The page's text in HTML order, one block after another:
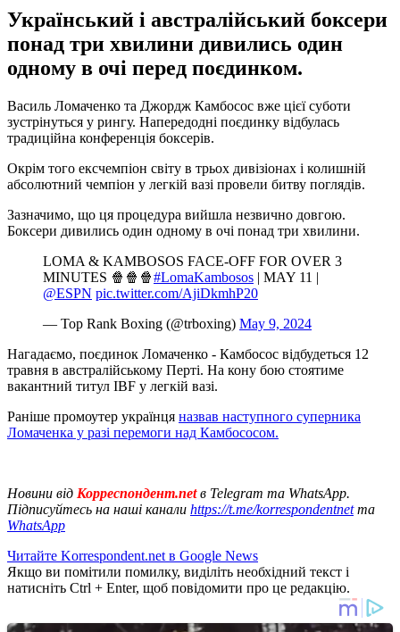
Український і австралійський боксери
понад три хвилини дивились один
одному в очі перед поєдинком.
Василь Ломаченко та Джордж Камбосос вже цієї суботи
зустрінуться у рингу. Напередодні поєдинку відбулась
традиційна конференція боксерів.
Окрім того ексчемпіон світу в трьох дивізіонах і колишній
абсолютний чемпіон у легкій вазі провели битву поглядів.
Зазначимо, що ця процедура вийшла незвично довгою.
Боксери дивились один одному в очі понад три хвилини.
LOMA & KAMBOSOS FACE-OFF FOR OVER 3
MINUTES 🍿🍿🍿#LomaKambosos | MAY 11 |
@ESPN pic.twitter.com/AjiDkmhP20
— Top Rank Boxing (@trboxing) May 9, 2024
Нагадаємо, поєдинок Ломаченко - Камбосос відбудеться 12
травня в австралійському Перті. На кону бою стоятиме
вакантний титул IBF у легкій вазі.
Раніше промоутер українця назвав наступного суперника
Ломаченка у разі перемоги над Камбососом.
Новини від Корреспондент.netв Telegram та WhatsApp.
Підписуйтесь на наші канали https://t.me/korrespondentnetта
WhatsApp
Читайте Korrespondent.net в Google News
Якщо ви помітили помилку, виділіть необхідний текст і
натисніть Ctrl + Enter, щоб повідомити про це редакцію.